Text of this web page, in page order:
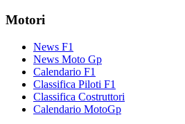
Motori
News F1
News Moto Gp
Calendario F1
Classifica Piloti F1
Classifica Costruttori
Calendario MotoGp